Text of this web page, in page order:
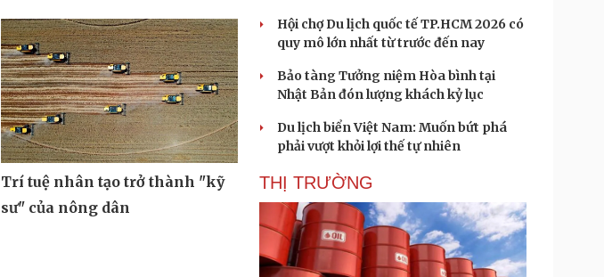
Trí tuệ nhân tạo trở thành "kỹ
sư" của nông dân
Hội chợ Du lịch quốc tế TP.HCM 2026 có
quy mô lớn nhất từ trước đến nay
Bảo tàng Tưởng niệm Hòa bình tại
Nhật Bản đón lượng khách kỷ lục
Du lịch biển Việt Nam: Muốn bứt phá
phải vượt khỏi lợi thế tự nhiên
THỊ TRƯỜNG